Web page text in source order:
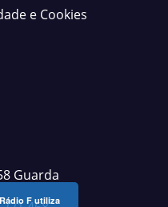
e Cookies
Guarda
F utiliza